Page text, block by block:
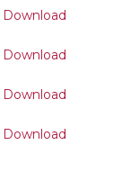
Download
Download
Download
Download